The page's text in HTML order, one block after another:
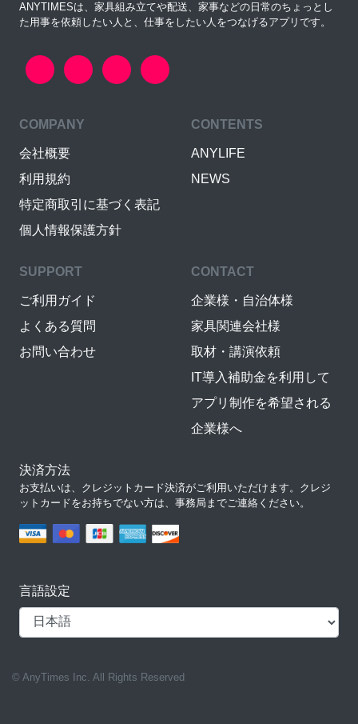
ANYTIMESは、家具組み立てや配送、家事などの日常のちょっとし
た用事を依頼したい人と、仕事をしたい人をつなげるアプリです。
COMPANY
会社概要
利用規約
特定商取引に基づく表記
個人情報保護方針
CONTENTS
ANYLIFE
NEWS
SUPPORT
ご利用ガイド
よくある質問
お問い合わせ
CONTACT
企業様・自治体様
家具関連会社様
取材・講演依頼
IT導入補助金を利用して
アプリ制作を希望される
企業様へ
決済方法
お支払いは、クレジットカード決済がご利用いただけます。クレジ
ットカードをお持ちでない方は、事務局までご連絡ください。
言語設定
© AnyTimes Inc. All Rights Reserved